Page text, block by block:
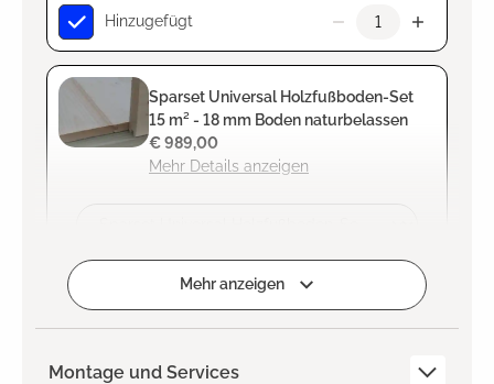
Hinzugefügt
Sparset Universal Holzfußboden-Set
15 m² - 18 mm Boden naturbelassen
Mehr Details anzeigen
€ 989,00
Zum Projekt hinzufügen
Mehr anzeigen
Montage und Services